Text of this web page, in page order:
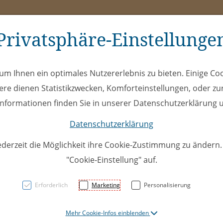
ÖEL Club
mit Ihren
Ihrer Anmeldung.
Ihnen ein optimales Nutzererlebnis zu bieten. Einige
dienen Statistikzwecken, Komforteinstellungen, oder
finden Sie in unserer Datenschutzerklärung
Datenschutzerklärung
die Möglichkeit ihre Cookie-Zustimmung zu
"Cookie-Einstellung" auf.
Erforderlich Marketing Personalisierung
Mehr Cookie-Infos einblenden